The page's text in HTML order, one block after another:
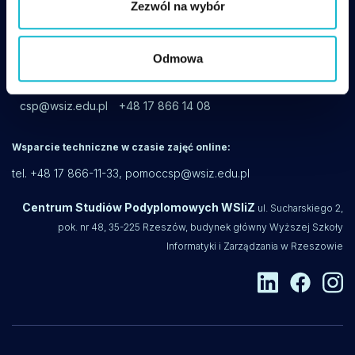
Zezwól na wybór
Odmowa
csp@wsiz.edu.pl +48 17 866 14 08
Wsparcie techniczne w czasie zajęć online:
tel. +48 17 866-11-33, pomoccsp@wsiz.edu.pl
Centrum Studiów Podyplomowych WSIiZ ul. Sucharskiego 2,
pok. nr 48, 35-225 Rzeszów, budynek główny Wyższej Szkoły
Informatyki i Zarządzania w Rzeszowie